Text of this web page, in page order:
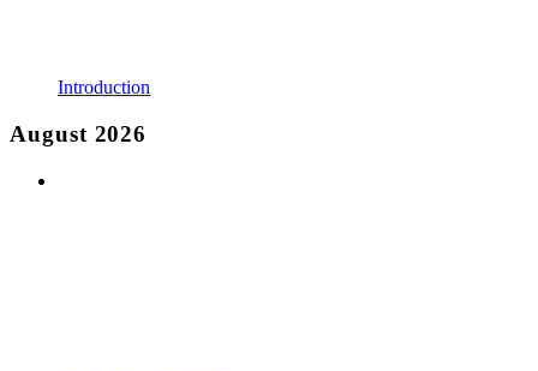
Introduction
August 2026